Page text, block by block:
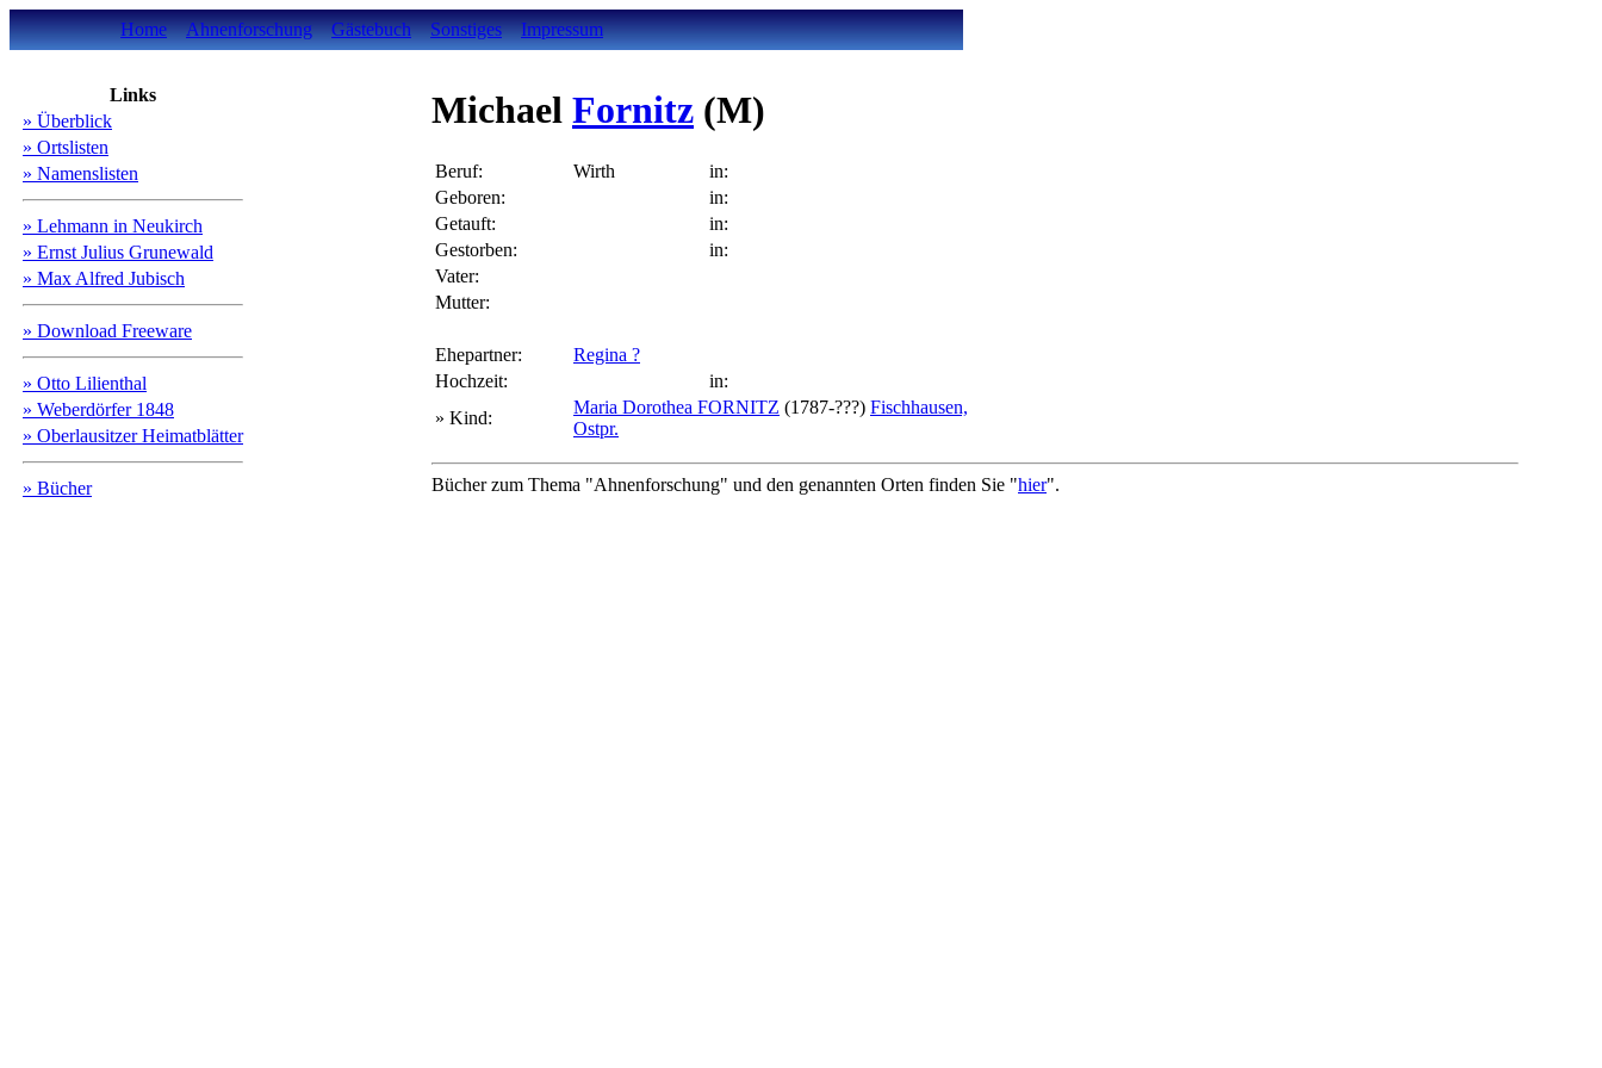
Home Ahnenforschung Gästebuch Sonstiges Impressum
Links
» Überblick
» Ortslisten
» Namenslisten
» Lehmann in Neukirch
» Ernst Julius Grunewald
» Max Alfred Jubisch
» Download Freeware
» Otto Lilienthal
» Weberdörfer 1848
» Oberlausitzer Heimatblätter
» Bücher
Michael Fornitz (M)
Beruf: Wirth
in:
Geboren:
in:
Getauft:
in:
Gestorben:
in:
Vater:
Mutter:
Ehepartner:
Regina ?
Hochzeit:
in:
» Kind:
Maria Dorothea FORNITZ (1787-???) Fischhausen,
Ostpr.
Bücher zum Thema "Ahnenforschung" und den genannten Orten finden Sie "hier".